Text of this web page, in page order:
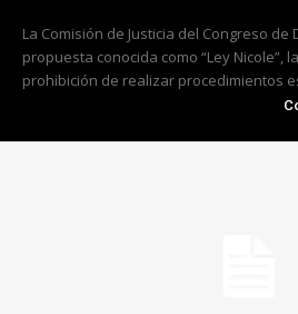
La Comisión de Justicia del Congreso
propuesta conocida como “Ley Nicole”,
prohibición de realizar procedimientos